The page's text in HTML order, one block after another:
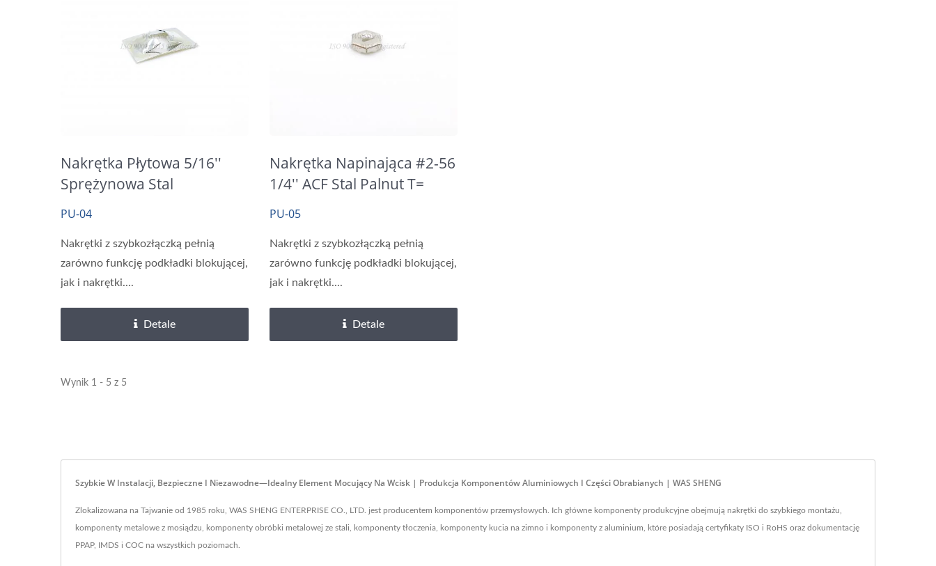
Nakrętka Płytowa 5/16''
Sprężynowa Stal
Trójwartościowy Cynk
PU-04
Nakrętki z szybkozłączką pełnią
zarówno funkcję podkładki blokującej,
jak i nakrętki....
Detale
Nakrętka Napinająca #2-56
1/4'' ACF Stal Palnut T=
0,3MM
PU-05
Nakrętki z szybkozłączką pełnią
zarówno funkcję podkładki blokującej,
jak i nakrętki....
Detale
Wynik 1 - 5 z 5
Szybkie W Instalacji, Bezpieczne I Niezawodne—Idealny Element Mocujący Na Wcisk | Produkcja Komponentów Aluminiowych I Części Obrabianych | WAS SHENG
Zlokalizowana na Tajwanie od 1985 roku, WAS SHENG ENTERPRISE CO., LTD. jest producentem komponentów przemysłowych. Ich główne komponenty produkcyjne obejmują nakrętki do szybkiego montażu,
komponenty metalowe z mosiądzu, komponenty obróbki metalowej ze stali, komponenty tłoczenia, komponenty kucia na zimno i komponenty z aluminium, które posiadają certyfikaty ISO i RoHS oraz dokumentację
PPAP, IMDS i COC na wszystkich poziomach.